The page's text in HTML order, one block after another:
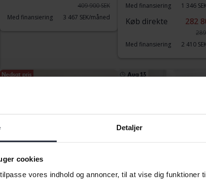
Detaljer
cookies
vores indhold og annoncer, til at vise dig funktioner
409 900 SEK
Med finansiering
3 467 SEK/måned
Med finansiering 1 346
Køb direkte 282
Med finansiering
2 410
Nedsat pris
Testet
Volvo V40
Aug 13
Audi Q3